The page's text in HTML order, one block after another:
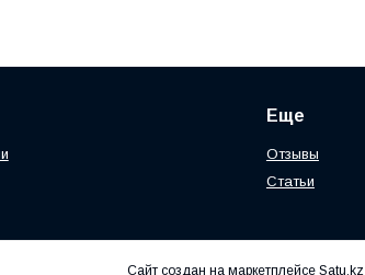
Еще
Отзывы
Статьи
Сайт создан на маркетплейсе Satu.kz